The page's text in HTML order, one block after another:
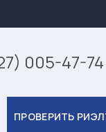
005-47-74
ПРОВЕРИТЬ